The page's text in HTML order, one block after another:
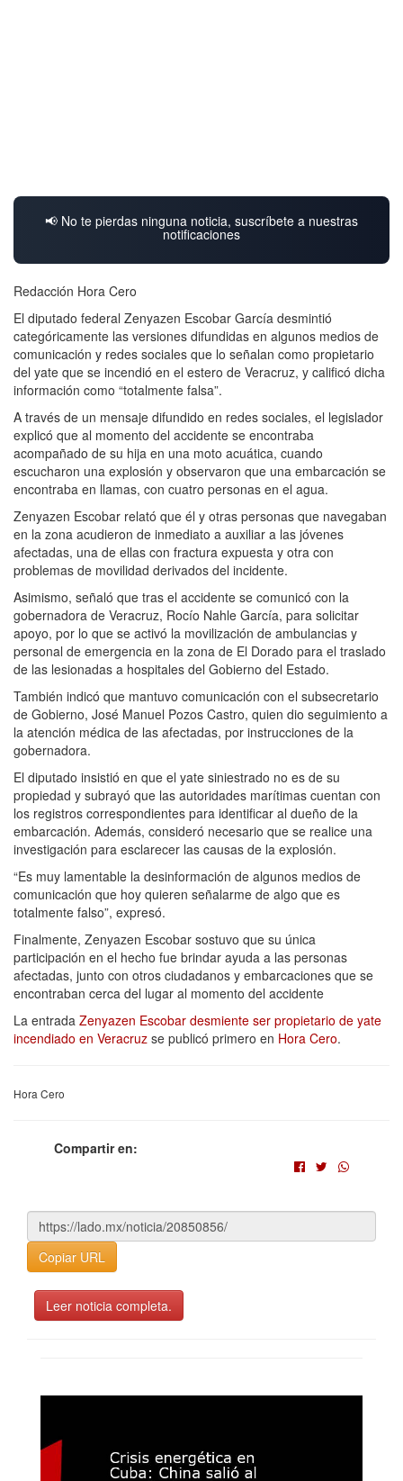
📢 No te pierdas ninguna noticia, suscríbete a nuestras
notificaciones
Redacción Hora Cero
El diputado federal Zenyazen Escobar García desmintió
categóricamente las versiones difundidas en algunos medios de
comunicación y redes sociales que lo señalan como propietario
del yate que se incendió en el estero de Veracruz, y calificó dicha
información como “totalmente falsa”.
A través de un mensaje difundido en redes sociales, el legislador
explicó que al momento del accidente se encontraba
acompañado de su hija en una moto acuática, cuando
escucharon una explosión y observaron que una embarcación se
encontraba en llamas, con cuatro personas en el agua.
Zenyazen Escobar relató que él y otras personas que navegaban
en la zona acudieron de inmediato a auxiliar a las jóvenes
afectadas, una de ellas con fractura expuesta y otra con
problemas de movilidad derivados del incidente.
Asimismo, señaló que tras el accidente se comunicó con la
gobernadora de Veracruz, Rocío Nahle García, para solicitar
apoyo, por lo que se activó la movilización de ambulancias y
personal de emergencia en la zona de El Dorado para el traslado
de las lesionadas a hospitales del Gobierno del Estado.
También indicó que mantuvo comunicación con el subsecretario
de Gobierno, José Manuel Pozos Castro, quien dio seguimiento a
la atención médica de las afectadas, por instrucciones de la
gobernadora.
El diputado insistió en que el yate siniestrado no es de su
propiedad y subrayó que las autoridades marítimas cuentan con
los registros correspondientes para identificar al dueño de la
embarcación. Además, consideró necesario que se realice una
investigación para esclarecer las causas de la explosión.
“Es muy lamentable la desinformación de algunos medios de
comunicación que hoy quieren señalarme de algo que es
totalmente falso”, expresó.
Finalmente, Zenyazen Escobar sostuvo que su única
participación en el hecho fue brindar ayuda a las personas
afectadas, junto con otros ciudadanos y embarcaciones que se
encontraban cerca del lugar al momento del accidente
La entrada Zenyazen Escobar desmiente ser propietario de yate
incendiado en Veracruz se publicó primero en Hora Cero.
Hora Cero
Compartir en:
Copiar URL
Leer noticia completa.